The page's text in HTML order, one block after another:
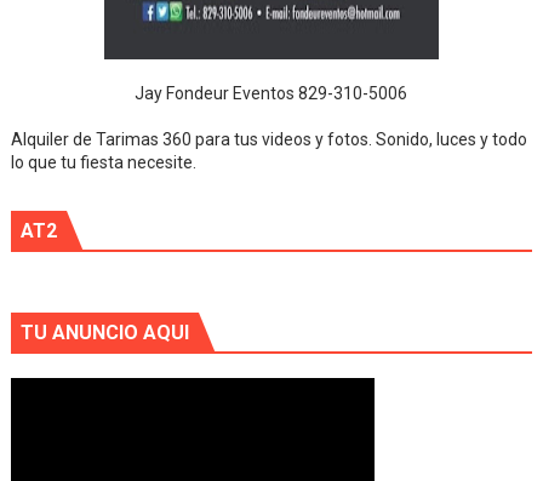
Jay Fondeur Eventos 829-310-5006
Alquiler de Tarimas 360 para tus videos y fotos. Sonido, luces y todo
lo que tu fiesta necesite.
AT2
TU ANUNCIO AQUI